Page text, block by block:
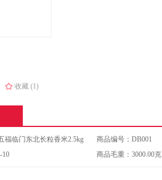
收藏 (1)
福临门东北长粒香米2.5kg 商品编号：DB001
10
商品毛重：3000.00克